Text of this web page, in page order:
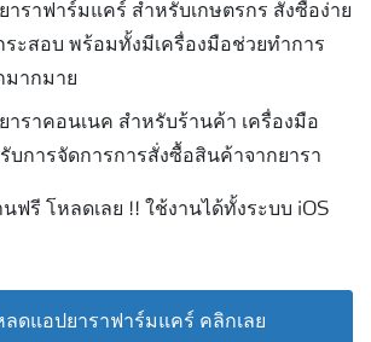
าราฟาร์มแคร์ สำหรับเกษตรกร สั่งซื้อง่าย
ระสอบ พร้อมทั้งมีเครื่องมือช่วยทำการ
มากมาย
าราคอนเนค สำหรับร้านค้า เครื่องมือ
บการจัดการการสั่งซื้อสินค้าจากยารา
ฟรี โหลดเลย !! ใช้งานได้ทั้งระบบ iOS
ลดแอปยาราฟาร์มแคร์ คลิกเลย